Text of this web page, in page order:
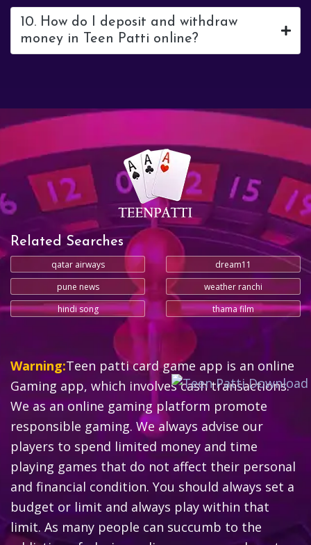
10. How do I deposit and withdraw
money in Teen Patti online?
Related Searches
qatar airways
dream11
pune news
weather ranchi
hindi song
thama film
Warning:Teen patti card game app is an online
Gaming app, which involves cash transactions.
We as an online gaming platform promote
responsible gaming. We always advise our
players to spend limited money and time
playing games that do not affect their personal
and financial condition. You should always set a
budget or limit and always play within that
limit. As many people can succumb to the